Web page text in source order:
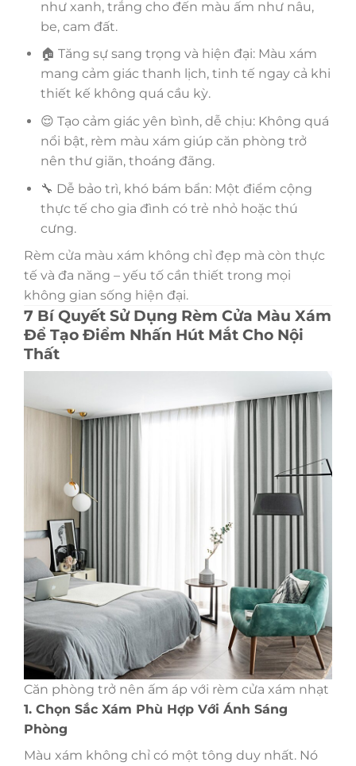
như xanh, trắng cho đến màu ấm như nâu,
be, cam đất.
🏠 Tăng sự sang trọng và hiện đại: Màu xám
mang cảm giác thanh lịch, tinh tế ngay cả khi
thiết kế không quá cầu kỳ.
😌 Tạo cảm giác yên bình, dễ chịu: Không quá
nổi bật, rèm màu xám giúp căn phòng trở
nên thư giãn, thoáng đãng.
🔧 Dễ bảo trì, khó bám bẩn: Một điểm cộng
thực tế cho gia đình có trẻ nhỏ hoặc thú
cưng.
Rèm cửa màu xám không chỉ đẹp mà còn thực
tế và đa năng – yếu tố cần thiết trong mọi
không gian sống hiện đại.
7 Bí Quyết Sử Dụng Rèm Cửa Màu Xám
Để Tạo Điểm Nhấn Hút Mắt Cho Nội
Thất
Căn phòng trở nên ấm áp với rèm cửa xám nhạt
1. Chọn Sắc Xám Phù Hợp Với Ánh Sáng
Phòng
Màu xám không chỉ có một tông duy nhất. Nó